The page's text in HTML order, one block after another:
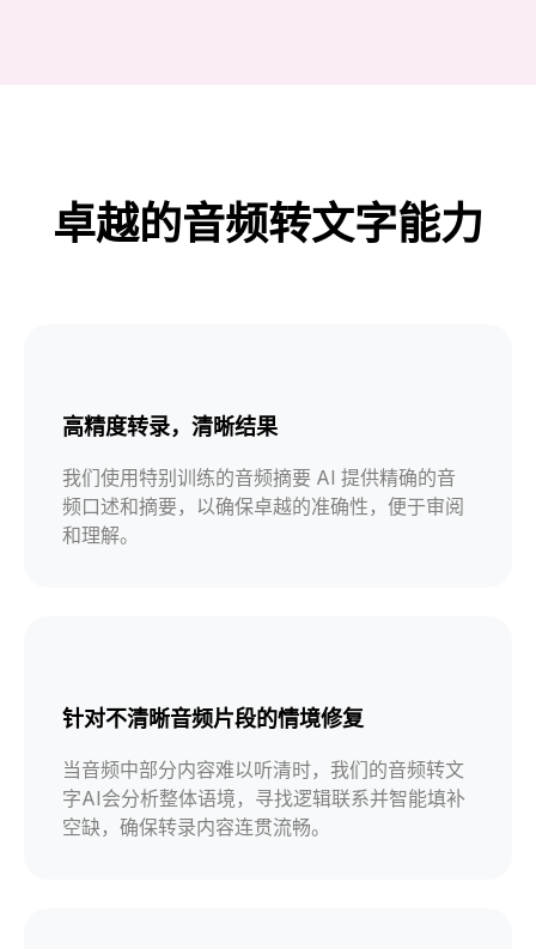
卓越的音频转文字能力
高精度转录，清晰结果
我们使用特别训练的音频摘要 AI 提供精确的音
频口述和摘要，以确保卓越的准确性，便于审阅
和理解。
针对不清晰音频片段的情境修复
当音频中部分内容难以听清时，我们的音频转文
字AI会分析整体语境，寻找逻辑联系并智能填补
空缺，确保转录内容连贯流畅。